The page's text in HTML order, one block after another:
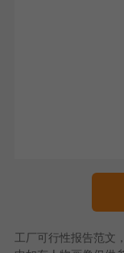
工厂可行性报告范文